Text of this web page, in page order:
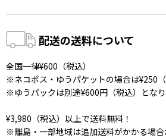
配送の送料について
全国一律¥600（税込）
※ネコポス・ゆうパケットの場合は¥250（
※ゆうパックは別途¥600円（税込）となり
¥3,980（税込）以上で送料無料！
※離島・一部地域は追加送料がかかる場合